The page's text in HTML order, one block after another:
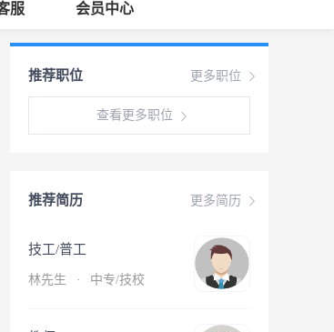
服 会员中心
更多职位
推荐职位
查看更多职位
更多简历
推荐简历
技工/普工
林先生 · 中专/技校